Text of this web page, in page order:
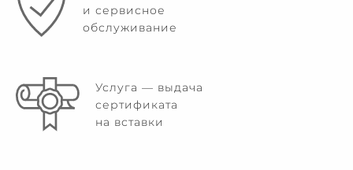
и сервисное
обслуживание
Услуга — выдача
сертификата
на вставки